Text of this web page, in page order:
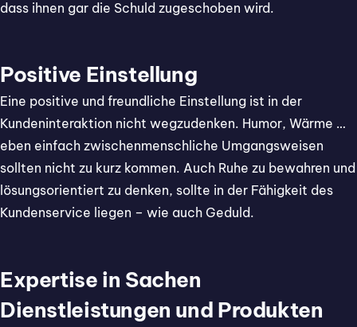
dass ihnen gar die Schuld zugeschoben wird.
Positive Einstellung
Eine positive und freundliche Einstellung ist in der
Kundeninteraktion nicht wegzudenken. Humor, Wärme …
eben einfach zwischenmenschliche Umgangsweisen
sollten nicht zu kurz kommen. Auch Ruhe zu bewahren und
lösungsorientiert zu denken, sollte in der Fähigkeit des
Kundenservice liegen – wie auch Geduld.
Expertise in Sachen
Dienstleistungen und Produkten